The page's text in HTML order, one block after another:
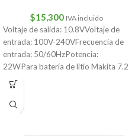
$15,300 IVA incluido
Voltaje de salida: 10.8VVoltaje de
entrada: 100V-240VFrecuencia de
entrada: 50/60HzPotencia:
22WPara batería de litio Makita 7.2
V/10.8VCantidad: 1 ud.